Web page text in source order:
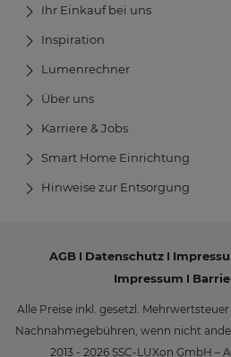
Ihr Einkauf bei uns
Inspiration
Lumenrechner
Über uns
Karriere & Jobs
Smart Home Einrichtung
Hinweise zur Entsorgung
AGBI DatenschutzI
Impressum I
Alle Preise inkl. gesetzl.
Nachnahmegebühren, wenn nicht
2013 - 2026 SSC-LUXon GmbH –